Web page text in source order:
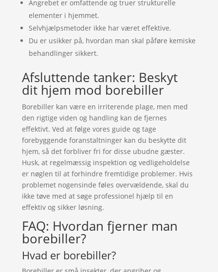
Angrebet er omfattende og truer strukturelle
elementer i hjemmet.
Selvhjælpsmetoder ikke har været effektive.
Du er usikker på, hvordan man skal påføre kemiske
behandlinger sikkert.
Afsluttende tanker: Beskyt
dit hjem mod borebiller
Borebiller kan være en irriterende plage, men med
den rigtige viden og handling kan de fjernes
effektivt. Ved at følge vores guide og tage
forebyggende foranstaltninger kan du beskytte dit
hjem, så det forbliver fri for disse ubudne gæster.
Husk, at regelmæssig inspektion og vedligeholdelse
er nøglen til at forhindre fremtidige problemer. Hvis
problemet nogensinde føles overvældende, skal du
ikke tøve med at søge professionel hjælp til en
effektiv og sikker løsning.
FAQ: Hvordan fjerner man
borebiller?
Hvad er borebiller?